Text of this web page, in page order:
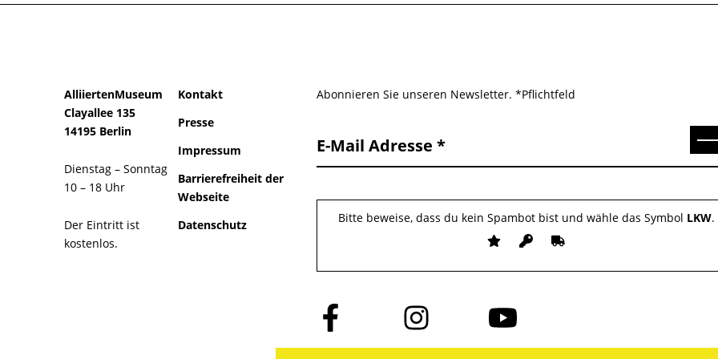
AlliiertenMuseum
Clayallee 135
14195 Berlin
Dienstag – Sonntag
10 – 18 Uhr
Der Eintritt ist
kostenlos.
Kontakt
Presse
Impressum
Barrierefreiheit der
Webseite
Datenschutz
Abonnieren Sie unseren Newsletter. *Pflichtfeld
E-Mail Adresse
Bitte beweise, dass du kein Spambot bist und wähle das Symbol LKW.
Folge
uns
auf
Folge
uns
auf
Folge
uns
auf